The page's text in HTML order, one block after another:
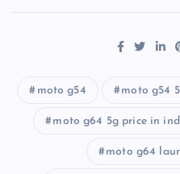
moto g54 moto g54
moto g64 5g price in
moto g64